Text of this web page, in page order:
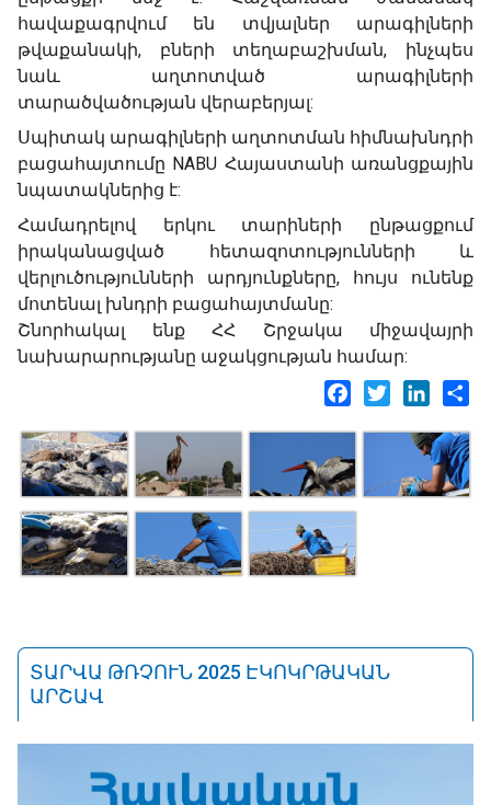
հավաքագրվում են տվյալներ արագիլների
թվաքանակի, բների տեղաբաշխման, ինչպես
նաև աղտոտված արագիլների
տարածվածության վերաբերյալ:
Սպիտակ արագիլների աղտոտման հիմնախնդրի
բացահայտումը NABU Հայաստանի առանցքային
նպատակներից է:
Համադրելով երկու տարիների ընթացքում
իրականացված հետազոտությունների և
վերլուծությունների արդյունքները, հույս ունենք
մոտենալ խնդրի բացահայտմանը:
Շնորհակալ ենք ՀՀ Շրջակա միջավայրի
նախարարությանը աջակցության համար:
Facebook
Twitter
ՏԱՐՎԱ ԹՌՉՈՒՆ 2025 ԷԿՈԿՐԹԱԿԱՆ
ԱՐՇԱՎ